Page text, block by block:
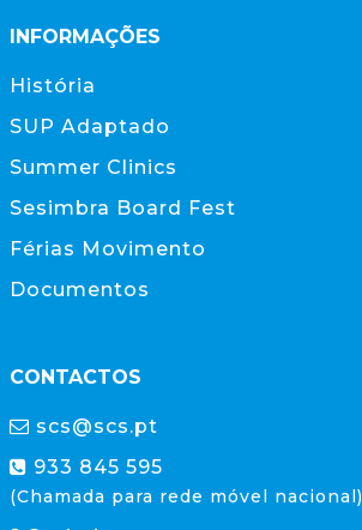
INFORMAÇÕES
História
SUP Adaptado
Summer Clinics
Sesimbra Board Fest
Férias Movimento
Documentos
CONTACTOS
scs@scs.pt
933 845 595
(Chamada para rede móvel nacional)